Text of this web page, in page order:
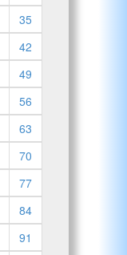
35
42
49
56
63
70
77
84
91